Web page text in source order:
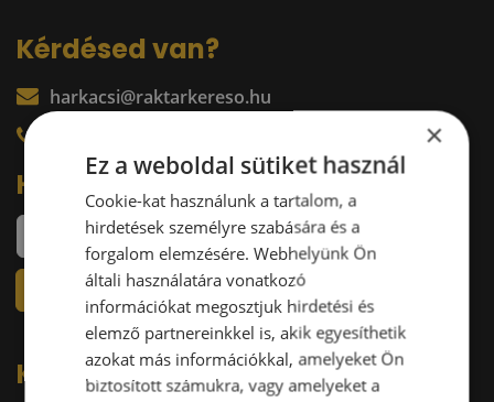
Kérdésed van?
harkacsi@raktarkereso.hu
Hírlevél
Kövess minket a közösségi
×
Ez a weboldal sütiket használ
Cookie-kat használunk a tartalom, a
hirdetések személyre szabására és a
forgalom elemzésére. Webhelyünk Ön
általi használatára vonatkozó
információkat megosztjuk hirdetési és
elemző partnereinkkel is, akik egyesíthetik
azokat más információkkal, amelyeket Ön
biztosított számukra, vagy amelyeket a